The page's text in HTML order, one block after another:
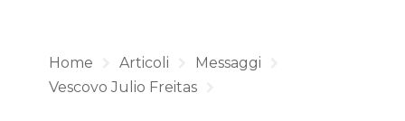
Home Articoli
Messaggi
Vescovo Julio Freitas